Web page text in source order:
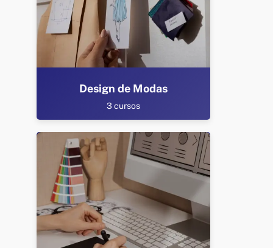
Design de Modas
3 cursos